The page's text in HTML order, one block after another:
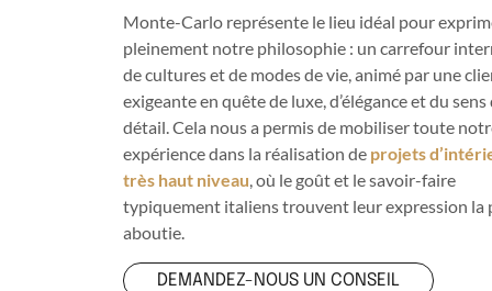
Monte-Carlo représente le lieu idéal pour
pleinement notre philosophie : un carrefour
de cultures et de modes de vie, animé par une
exigeante en quête de luxe, d’élégance et du sens
détail. Cela nous a permis de mobiliser toute
expérience dans la réalisation de projets
très haut niveau, où le goût et le savoir-faire
typiquement italiens trouvent leur expression la
aboutie.
DEMANDEZ-NOUS UN CONSEIL